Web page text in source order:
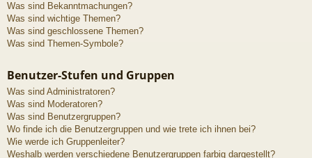
Was sind Bekanntmachungen?
Was sind wichtige Themen?
Was sind geschlossene Themen?
Was sind Themen-Symbole?
Benutzer-Stufen und Gruppen
Was sind Administratoren?
Was sind Moderatoren?
Was sind Benutzergruppen?
Wo finde ich die Benutzergruppen und wie trete ich ihnen bei?
Wie werde ich Gruppenleiter?
Weshalb werden verschiedene Benutzergruppen farbig dargestellt?